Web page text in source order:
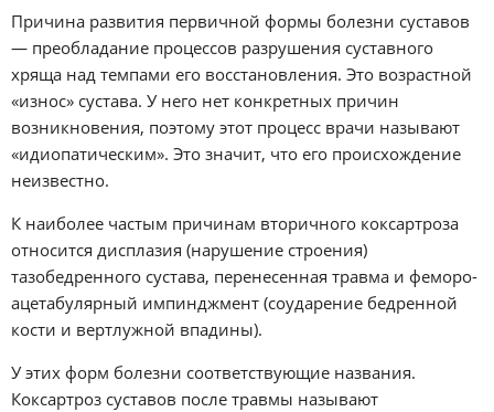
Причина развития первичной формы болезни суставов
— преобладание процессов разрушения суставного
хряща над темпами его восстановления. Это возрастной
«износ» сустава. У него нет конкретных причин
возникновения, поэтому этот процесс врачи называют
«идиопатическим». Это значит, что его происхождение
неизвестно.
К наиболее частым причинам вторичного коксартроза
относится дисплазия (нарушение строения)
тазобедренного сустава, перенесенная травма и феморо-
ацетабулярный импинджмент (соударение бедренной
кости и вертлужной впадины).
У этих форм болезни соответствующие названия.
Коксартроз суставов после травмы называют